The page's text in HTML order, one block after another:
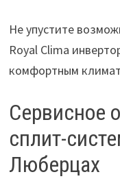
Не упустите
Royal Clima
комфортным
Сервисное
сплит-
Люберцах